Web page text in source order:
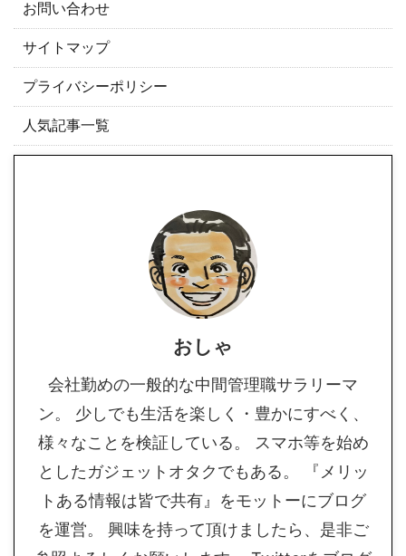
お問い合わせ
サイトマップ
プライバシーポリシー
人気記事一覧
おしゃ
会社勤めの一般的な中間管理職サラリーマ
ン。 少しでも生活を楽しく・豊かにすべく、
様々なことを検証している。 スマホ等を始め
としたガジェットオタクでもある。 『メリッ
トある情報は皆で共有』をモットーにブログ
を運営。 興味を持って頂けましたら、是非ご